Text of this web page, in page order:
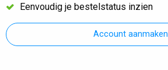
Eenvoudig je bestelstatus inzien
Account aanmaken